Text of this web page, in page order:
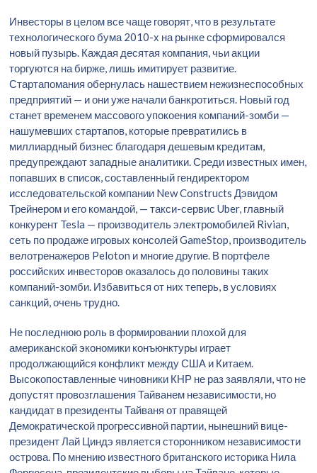
Инвесторы в целом все чаще говорят, что в результате
технологического бума 2010-х на рынке сформировался
новый пузырь. Каждая десятая компания, чьи акции
торгуются на бирже, лишь имитирует развитие.
Стартапомания обернулась нашествием нежизнеспособных
предприятий — и они уже начали банкротиться. Новый год
станет временем массового упокоения компаний-зомби —
нашумевших стартапов, которые превратились в
миллиардный бизнес благодаря дешевым кредитам,
предупреждают западные аналитики. Среди известных имен,
попавших в список, составленный гендиректором
исследовательской компании New Constructs Дэвидом
Трейнером и его командой, — такси-сервис Uber, главный
конкурент Tesla — производитель электромобилей Rivian,
сеть по продаже игровых консолей GameStop, производитель
велотренажеров Peloton и многие другие. В портфеле
российских инвесторов оказалось до половины таких
компаний-зомби. Избавиться от них теперь, в условиях
санкций, очень трудно.
Не последнюю роль в формировании плохой для
американской экономики конъюнктуры играет
продолжающийся конфликт между США и Китаем.
Высокопоставленные чиновники КНР не раз заявляли, что не
допустят провозглашения Тайванем независимости, но
кандидат в президенты Тайваня от правящей
Демократической прогрессивной партии, нынешний вице-
президент Лай Циндэ является сторонником независимости
острова. По мнению известного британского историка Нила